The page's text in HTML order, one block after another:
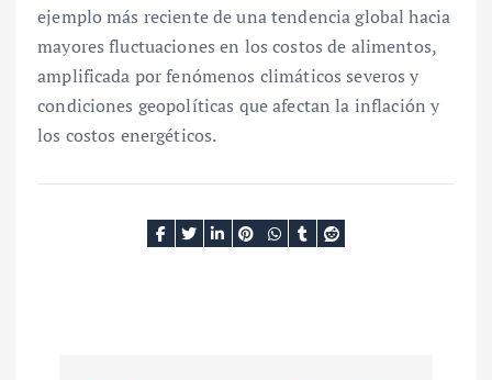
ejemplo más reciente de una tendencia global hacia
mayores fluctuaciones en los costos de alimentos,
amplificada por fenómenos climáticos severos y
condiciones geopolíticas que afectan la inflación y
los costos energéticos.